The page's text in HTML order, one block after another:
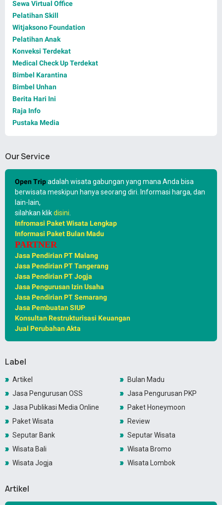
Sewa Virtual Office
Pelatihan Skill
Witjaksono Foundation
Pelatihan Anak
Konveksi Terdekat
Medical Check Up Terdekat
Bimbel Karantina
Bimbel Unhan
Berita Hari Ini
Raja Info
Pustaka Media
Our Service
Open Tripadalah wisata gabungan yang mana Anda bisa
berwisata meskipun hanya seorang diri. Informasi harga, dan
lain-lain,
silahkan klikdisini
Infromasi Paket Wisata Lengkap
Informasi Paket Bulan Madu
PARTNER
Jasa Pendirian PT Malang
Jasa Pendirian PT Tangerang
Jasa Pendirian PT Jogja
Jasa Pengurusan Izin Usaha
Jasa Pendirian PT Semarang
Jasa Pembuatan SIUP
Konsultan Restrukturisasi Keuangan
Jual Perubahan Akta
Label
Artikel
Bulan Madu
Jasa Pengurusan OSS
Jasa Pengurusan PKP
Jasa Publikasi Media Online
Paket Honeymoon
Paket Wisata
Review
Seputar Bank
Seputar Wisata
Wisata Bali
Wisata Bromo
Wisata Jogja
Wisata Lombok
Artikel